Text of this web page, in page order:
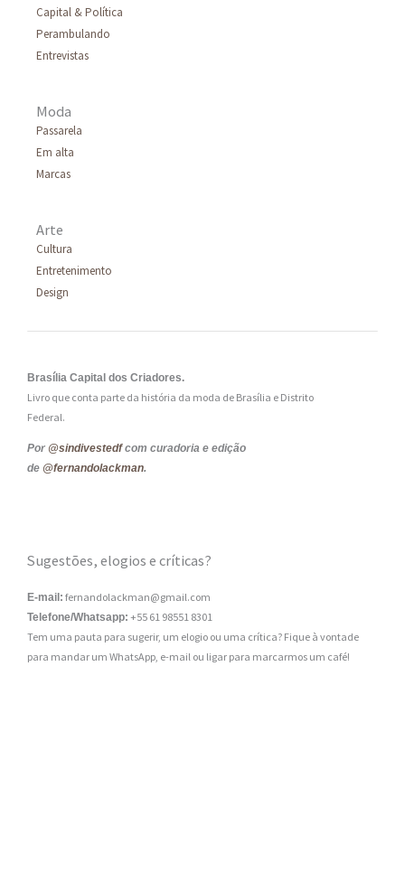
Capital & Política
Perambulando
Entrevistas
Moda
Passarela
Em alta
Marcas
Arte
Cultura
Entretenimento
Design
Brasília Capital dos Criadores.
Livro que conta parte da história da moda de Brasília e Distrito
Federal.
Por @sindivestedfcom curadoria e edição
de @fernandolackman.
Sugestões, elogios e críticas?
E-mail: fernandolackman@gmail.com
Telefone/Whatsapp: +55 61 98551 8301
Tem uma pauta para sugerir, um elogio ou uma crítica? Fique à vontade
para mandar um WhatsApp, e-mail ou ligar para marcarmos um café!